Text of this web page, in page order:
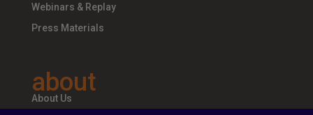
Webinars & Replay
Press Materials
about
About Us